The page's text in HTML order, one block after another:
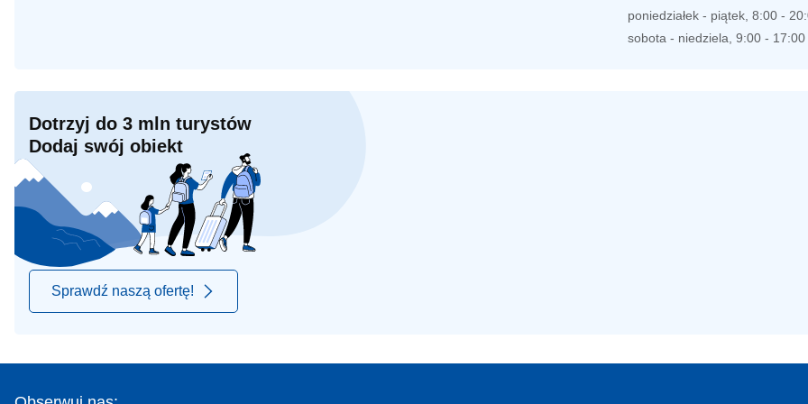
poniedziałek - piątek, 8:00 -
sobota - niedziela, 9:00 - 17:00
Dotrzyj do 3 mln turystów
Dodaj swój obiekt
Sprawdź naszą ofertę!